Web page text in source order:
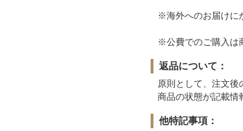
※海外へのお届けに
※公費でのご購入は
返品について：
原則として、注文後
商品の状態が記載情
他特記事項：